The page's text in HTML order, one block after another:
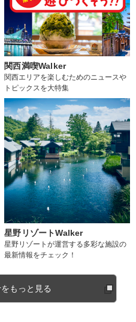
関西満喫Walker
関西エリアを楽しむためのニュースや
トピックスを大特集
星野リゾートWalker
星野リゾートが運営する多彩な施設の
最新情報をチェック！
もっと見る